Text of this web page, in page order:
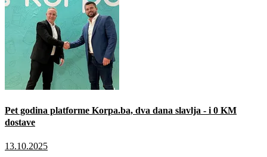
Pet godina platforme Korpa.ba, dva dana slavlja - i 0 KM
dostave
13.10.2025